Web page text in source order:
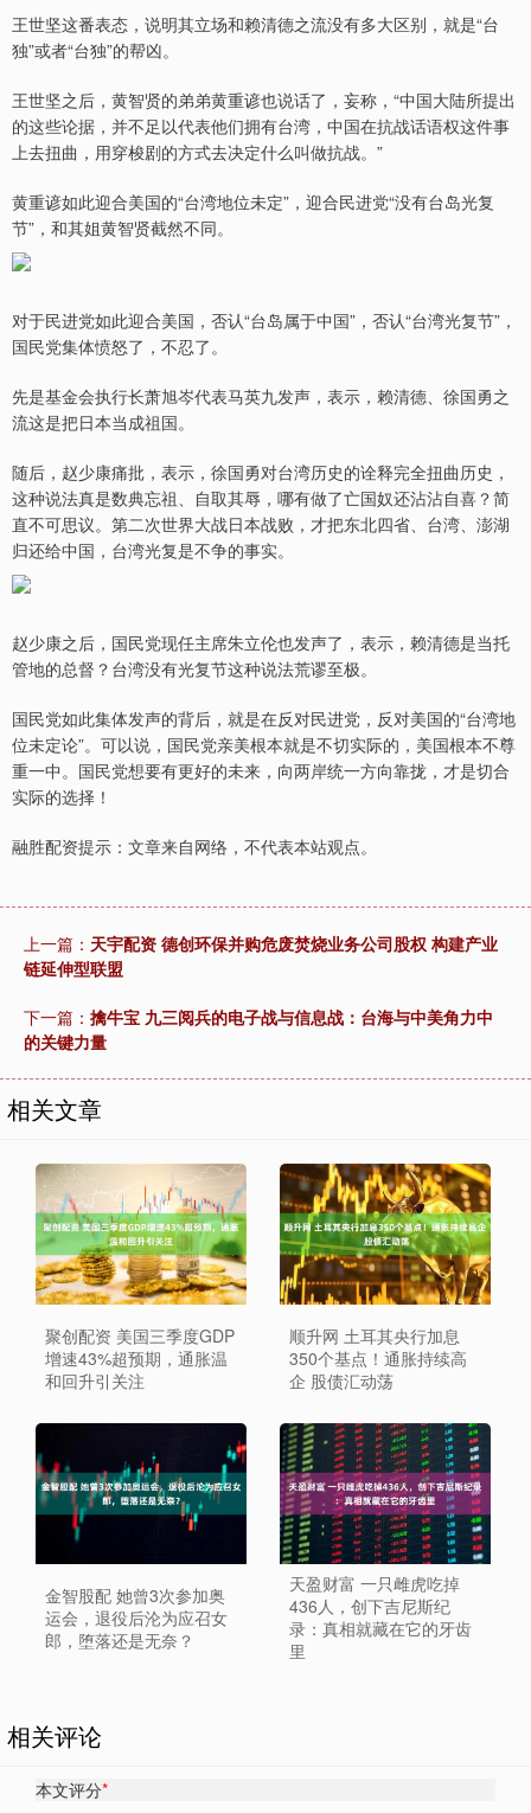
王世坚这番表态，说明其立场和赖清德之流没有多大区别，就是“台
独”或者“台独”的帮凶。
王世坚之后，黄智贤的弟弟黄重谚也说话了，妄称，“中国大陆所提出
的这些论据，并不足以代表他们拥有台湾，中国在抗战话语权这件事
上去扭曲，用穿梭剧的方式去决定什么叫做抗战。”
黄重谚如此迎合美国的“台湾地位未定”，迎合民进党“没有台岛光复
节”，和其姐黄智贤截然不同。
对于民进党如此迎合美国，否认“台岛属于中国”，否认“台湾光复节”，
国民党集体愤怒了，不忍了。
先是基金会执行长萧旭岑代表马英九发声，表示，赖清德、徐国勇之
流这是把日本当成祖国。
随后，赵少康痛批，表示，徐国勇对台湾历史的诠释完全扭曲历史，
这种说法真是数典忘祖、自取其辱，哪有做了亡国奴还沾沾自喜？简
直不可思议。第二次世界大战日本战败，才把东北四省、台湾、澎湖
归还给中国，台湾光复是不争的事实。
赵少康之后，国民党现任主席朱立伦也发声了，表示，赖清德是当托
管地的总督？台湾没有光复节这种说法荒谬至极。
国民党如此集体发声的背后，就是在反对民进党，反对美国的“台湾地
位未定论”。可以说，国民党亲美根本就是不切实际的，美国根本不尊
重一中。国民党想要有更好的未来，向两岸统一方向靠拢，才是切合
实际的选择！
融胜配资提示：文章来自网络，不代表本站观点。
上一篇： 天宇配资 德创环保并购危废焚烧业务公司股权 构建产业
链延伸型联盟
下一篇： 擒牛宝 九三阅兵的电子战与信息战：台海与中美角力中
的关键力量
相关文章
聚创配资 美国三季度GDP
增速43%超预期，通胀温
和回升引关注
顺升网 土耳其央行加息
350个基点！通胀持续高
企 股债汇动荡
金智股配 她曾3次参加奥
运会，退役后沦为应召女
郎，堕落还是无奈？
天盈财富 一只雌虎吃掉
436人，创下吉尼斯纪
录：真相就藏在它的牙齿
里
相关评论
本文评分*